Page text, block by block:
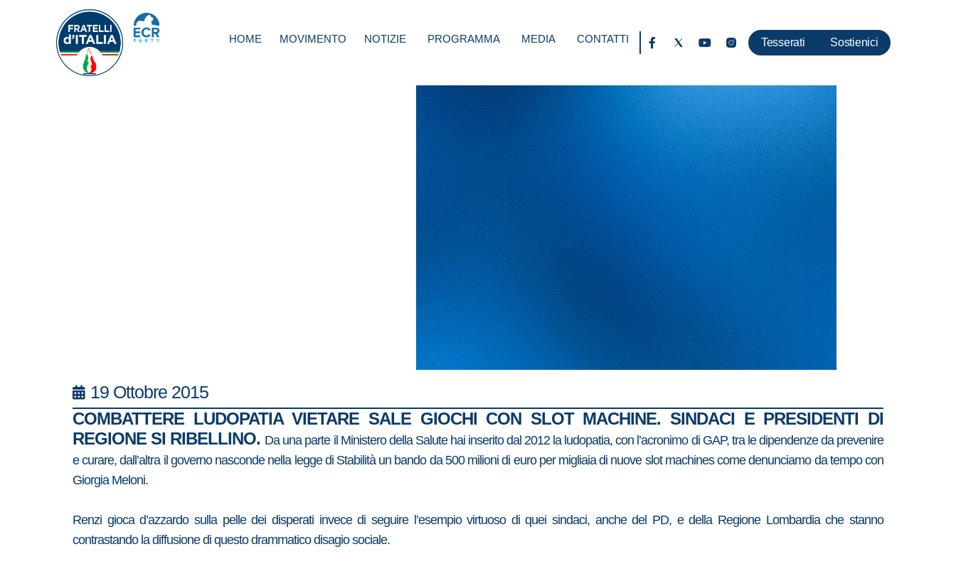
HOME MOVIMENTO NOTIZIE PROGRAMMA MEDIA CONTATTI Tesserati Sostienici
19 Ottobre 2015
COMBATTERE LUDOPATIA VIETARE SALE GIOCHI CON SLOT MACHINE. SINDACI E PRESIDENTI DI
REGIONE SI RIBELLINO. Da una parte il Ministero della Salute hai inserito dal 2012 la ludopatia, con l’acronimo di GAP, tra le dipendenze da prevenire
e curare, dall’altra il governo nasconde nella legge di Stabilità un bando da 500 milioni di euro per migliaia di nuove slot machines come denunciamo da tempo con
Giorgia Meloni.
Renzi gioca d’azzardo sulla pelle dei disperati invece di seguire l’esempio virtuoso di quei sindaci, anche del PD, e della Regione Lombardia che stanno
contrastando la diffusione di questo drammatico disagio sociale.